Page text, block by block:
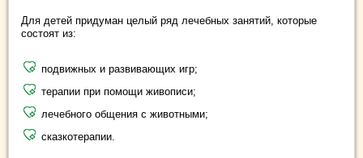
Для детей придуман целый ряд лечебных занятий, которые
состоят из:
подвижных и развивающих игр;
терапии при помощи живописи;
лечебного общения с животными;
сказкотерапии.